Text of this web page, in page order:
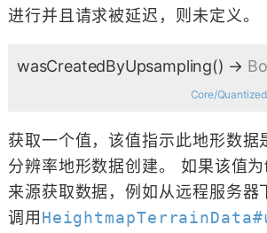
进行并且请求被延迟，则未定义。
wasCreatedByUpsampling() →
Core/
获取一个值，该值指示此地形数据
分辨率地形数据创建。 如果该值
来源获取数据，例如从远程服务器
调用